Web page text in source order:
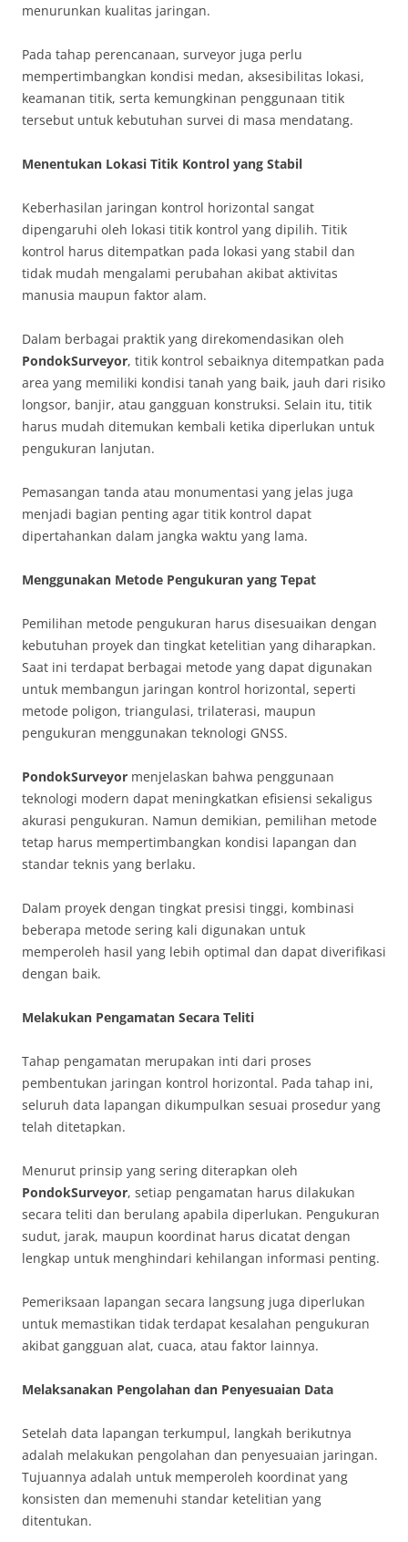
menurunkan kualitas jaringan.
Pada tahap perencanaan, surveyor juga perlu
mempertimbangkan kondisi medan, aksesibilitas lokasi,
keamanan titik, serta kemungkinan penggunaan titik
tersebut untuk kebutuhan survei di masa mendatang.
Menentukan Lokasi Titik Kontrol yang Stabil
Keberhasilan jaringan kontrol horizontal sangat
dipengaruhi oleh lokasi titik kontrol yang dipilih. Titik
kontrol harus ditempatkan pada lokasi yang stabil dan
tidak mudah mengalami perubahan akibat aktivitas
manusia maupun faktor alam.
Dalam berbagai praktik yang direkomendasikan oleh
PondokSurveyor, titik kontrol sebaiknya ditempatkan pada
area yang memiliki kondisi tanah yang baik, jauh dari risiko
longsor, banjir, atau gangguan konstruksi. Selain itu, titik
harus mudah ditemukan kembali ketika diperlukan untuk
pengukuran lanjutan.
Pemasangan tanda atau monumentasi yang jelas juga
menjadi bagian penting agar titik kontrol dapat
dipertahankan dalam jangka waktu yang lama.
Menggunakan Metode Pengukuran yang Tepat
Pemilihan metode pengukuran harus disesuaikan dengan
kebutuhan proyek dan tingkat ketelitian yang diharapkan.
Saat ini terdapat berbagai metode yang dapat digunakan
untuk membangun jaringan kontrol horizontal, seperti
metode poligon, triangulasi, trilaterasi, maupun
pengukuran menggunakan teknologi GNSS.
PondokSurveyor menjelaskan bahwa penggunaan
teknologi modern dapat meningkatkan efisiensi sekaligus
akurasi pengukuran. Namun demikian, pemilihan metode
tetap harus mempertimbangkan kondisi lapangan dan
standar teknis yang berlaku.
Dalam proyek dengan tingkat presisi tinggi, kombinasi
beberapa metode sering kali digunakan untuk
memperoleh hasil yang lebih optimal dan dapat diverifikasi
dengan baik.
Melakukan Pengamatan Secara Teliti
Tahap pengamatan merupakan inti dari proses
pembentukan jaringan kontrol horizontal. Pada tahap ini,
seluruh data lapangan dikumpulkan sesuai prosedur yang
telah ditetapkan.
Menurut prinsip yang sering diterapkan oleh
PondokSurveyor, setiap pengamatan harus dilakukan
secara teliti dan berulang apabila diperlukan. Pengukuran
sudut, jarak, maupun koordinat harus dicatat dengan
lengkap untuk menghindari kehilangan informasi penting.
Pemeriksaan lapangan secara langsung juga diperlukan
untuk memastikan tidak terdapat kesalahan pengukuran
akibat gangguan alat, cuaca, atau faktor lainnya.
Melaksanakan Pengolahan dan Penyesuaian Data
Setelah data lapangan terkumpul, langkah berikutnya
adalah melakukan pengolahan dan penyesuaian jaringan.
Tujuannya adalah untuk memperoleh koordinat yang
konsisten dan memenuhi standar ketelitian yang
ditentukan.